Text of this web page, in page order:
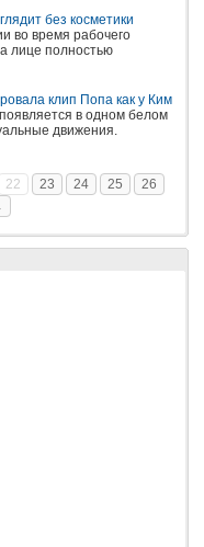
без косметики
во время рабочего
лице полностью
клип Попа как у Ким
в одном белом
движения.
22 23 24 25
26